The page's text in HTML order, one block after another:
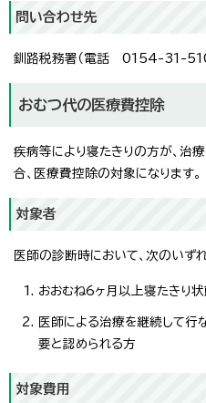
問い合わせ先
釧路税務署（電話 0154-31-
おむつ代の医療費控除
疾病等により寝たきりの方が、治
合、医療費控除の対象になります。
対象者
医師の診断時において、次のいず
おおむね6ヶ月以上寝たきり
医師による治療を継続して行
要と認められる方
対象費用